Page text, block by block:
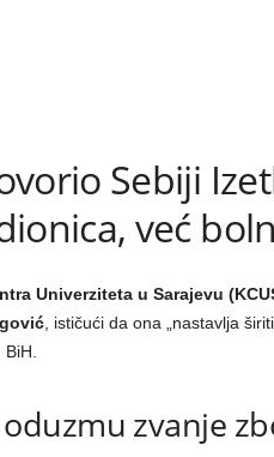
Sebiji
već
Univerziteta u Sarajevu
, ističući da ona „nastavlja
zvanje